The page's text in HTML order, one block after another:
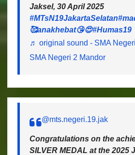
Jaksel, 30 April 2025
#MTsN19JakartaSelatan
🥰anakhebat😘😍#Humas19
♬ original sound - SMA
SMA Negeri 2 Mandor
@mts.negeri.19.jak
Congratulations on the
SILVER MEDAL at the 2025